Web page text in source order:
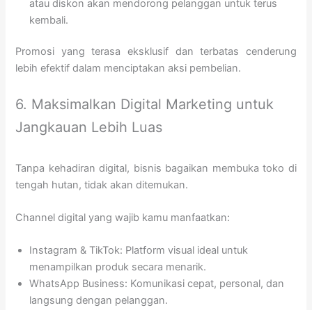
atau diskon akan mendorong pelanggan untuk terus
kembali.
Promosi yang terasa eksklusif dan terbatas cenderung
lebih efektif dalam menciptakan aksi pembelian.
6. Maksimalkan Digital Marketing untuk
Jangkauan Lebih Luas
Tanpa kehadiran digital, bisnis bagaikan membuka toko di
tengah hutan, tidak akan ditemukan.
Channel digital yang wajib kamu manfaatkan:
Instagram & TikTok: Platform visual ideal untuk
menampilkan produk secara menarik.
WhatsApp Business: Komunikasi cepat, personal, dan
langsung dengan pelanggan.